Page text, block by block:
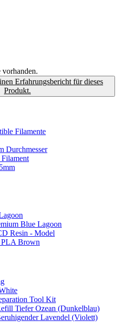
Erfahrungsbericht für dieses
Produkt.
Filamente
Durchmesser
Blue Lagoon
Resin - Model
PLA Brown
Tool Kit
Tiefer Ozean (Dunkelblau)
Lavendel (Violett)